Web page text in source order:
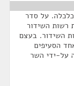
על סדר
רשות השידור
28א לחוק רשות השידור. בעצם
הסעיפים
על-ידי השר